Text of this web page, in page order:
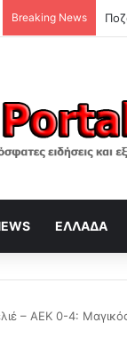
Breaking News
ΕΛΛΆΔΑ
– ΑΕΚ 0-4: